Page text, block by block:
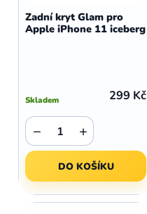
Zadní kryt Glam pro
Apple iPhone 11 iceberg
Skladem 299 Kč
+
−
DO KOŠÍKU